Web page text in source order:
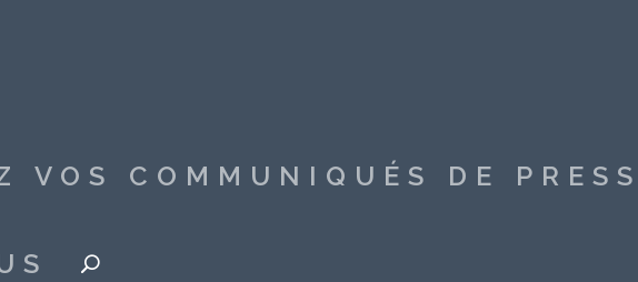
VOS COMMUNIQUÉS DE